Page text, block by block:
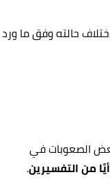
حالته وفق ما ورد
الصعوبات في
من التفسيرين.